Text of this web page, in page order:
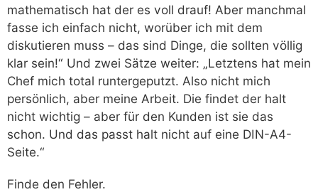
mathematisch hat der es voll drauf! Aber manchmal
fasse ich einfach nicht, worüber ich mit dem
diskutieren muss – das sind Dinge, die sollten völlig
klar sein!“ Und zwei Sätze weiter: „Letztens hat mein
Chef mich total runtergeputzt. Also nicht mich
persönlich, aber meine Arbeit. Die findet der halt
nicht wichtig – aber für den Kunden ist sie das
schon. Und das passt halt nicht auf eine DIN-A4-
Seite.“
Finde den Fehler.